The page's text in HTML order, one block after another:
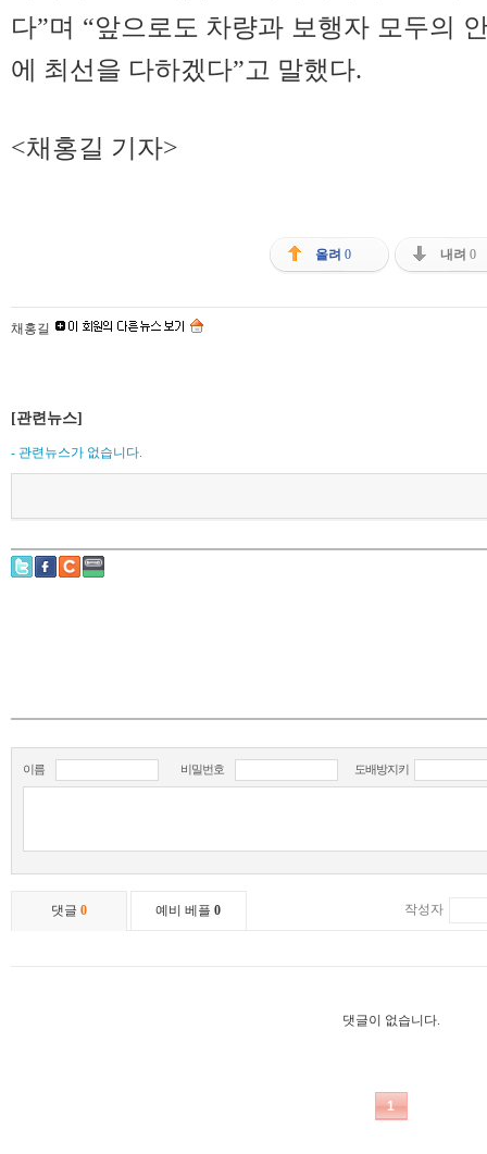
다”며 “앞으로도 차량과 보행자 모두의
에 최선을 다하겠다”고 말했다.
<채홍길 기자>
올려 0 내려 0
채홍길
[관련뉴스]
- 관련뉴스가 없습니다.